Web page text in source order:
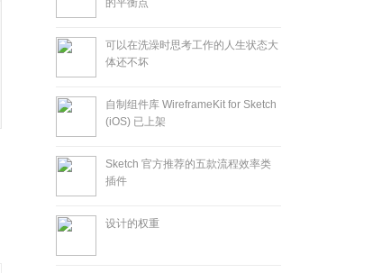
的平衡点
可以在洗澡时思考工作的人生状态大
体还不坏
自制组件库 WireframeKit for Sketch
(iOS) 已上架
Sketch 官方推荐的五款流程效率类
插件
设计的权重